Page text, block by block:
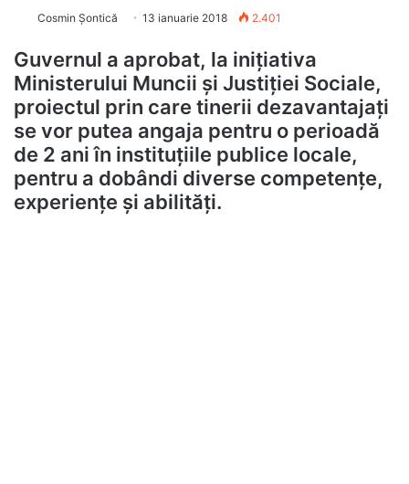
Cosmin Șontică 13 ianuarie 2018 2.401
Guvernul a aprobat, la inițiativa
Ministerului Muncii și Justiției Sociale,
proiectul prin care tinerii dezavantajați
se vor putea angaja pentru o perioadă
de 2 ani în instituțiile publice locale,
pentru a dobândi diverse competențe,
experiențe și abilități.